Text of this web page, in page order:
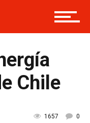
Chile
1657 0